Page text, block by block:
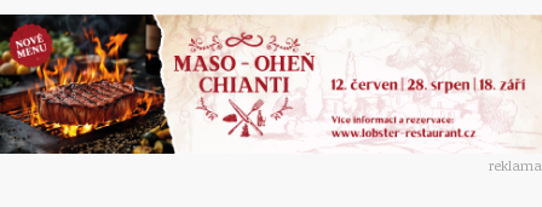
reklama